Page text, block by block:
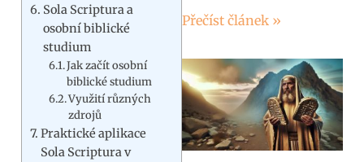
Sola Scriptura a
osobní biblické
studium
Jak začít osobní
biblické studium
Využití různých
zdrojů
Praktické aplikace
Sola Scriptura v
Přečíst článek »